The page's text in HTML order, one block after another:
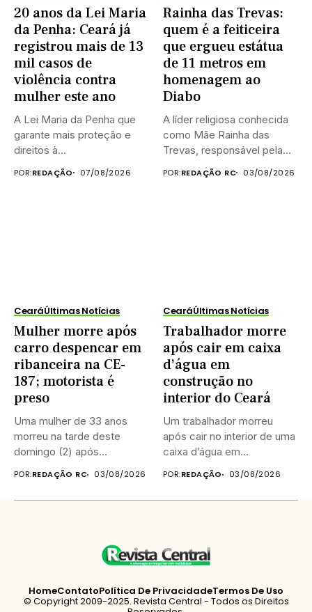
20 anos da Lei Maria
da Penha: Ceará já
registrou mais de 13
mil casos de
violência contra
mulher este ano
A Lei Maria da Penha que
garante mais proteção e
direitos à...
POR:REDAÇÃO 07/08/2026
Rainha das Trevas:
quem é a feiticeira
que ergueu estátua
de 11 metros em
homenagem ao
Diabo
A líder religiosa conhecida
como Mãe Rainha das
Trevas, responsável pela
POR:REDAÇÃO RC 03/08/2026
CearáÚltimas Notícias
Mulher morre após
carro despencar em
ribanceira na CE-
187; motorista é
preso
Uma mulher de 33 anos
morreu na tarde deste
domingo (2) após...
POR:REDAÇÃO RC 03/08/2026
CearáÚltimas Notícias
Trabalhador morre
após cair em caixa
d’água em
construção no
interior do Ceará
Um trabalhador morreu
após cair no interior de uma
caixa d’água em...
POR:REDAÇÃO 03/08/2026
HomeContatoPolítica De PrivacidadeTermos De Uso
© Copyright 2009-2025. Revista Central - Todos os Direitos